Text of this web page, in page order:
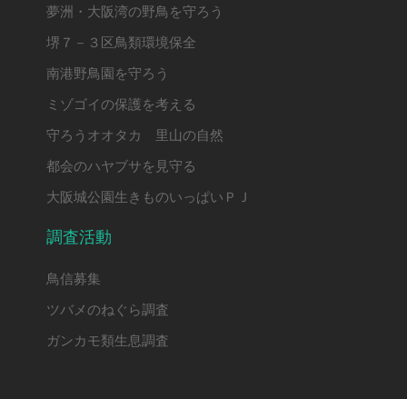
夢洲・大阪湾の野鳥を守ろう
堺７－３区鳥類環境保全
南港野鳥園を守ろう
ミゾゴイの保護を考える
守ろうオオタカ 里山の自然
都会のハヤブサを見守る
大阪城公園生きものいっぱいＰＪ
調査活動
鳥信募集
ツバメのねぐら調査
ガンカモ類生息調査